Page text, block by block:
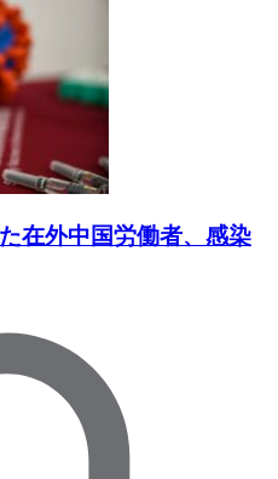
在外中国労働者、感染